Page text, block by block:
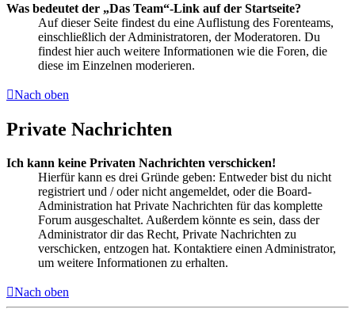
Was bedeutet der „Das Team“-Link auf der Startseite?
Auf dieser Seite findest du eine Auflistung des Forenteams,
einschließlich der Administratoren, der Moderatoren. Du
findest hier auch weitere Informationen wie die Foren, die
diese im Einzelnen moderieren.
Nach oben
Private Nachrichten
Ich kann keine Privaten Nachrichten verschicken!
Hierfür kann es drei Gründe geben: Entweder bist du nicht
registriert und / oder nicht angemeldet, oder die Board-
Administration hat Private Nachrichten für das komplette
Forum ausgeschaltet. Außerdem könnte es sein, dass der
Administrator dir das Recht, Private Nachrichten zu
verschicken, entzogen hat. Kontaktiere einen Administrator,
um weitere Informationen zu erhalten.
Nach oben